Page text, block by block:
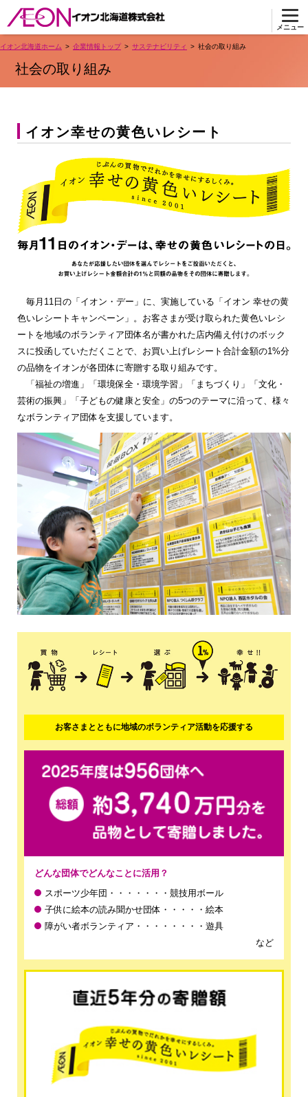
メニュー
イオン北海道ホーム 企業情報トップ サステナビリティ 社会の取り組み
社会の取り組み
イオン幸せの黄色いレシート
毎月11日の「イオン・デー」に、実施している「イオン 幸せの黄
色いレシートキャンペーン」。お客さまが受け取られた黄色いレシ
ートを地域のボランティア団体名が書かれた店内備え付けのボック
スに投函していただくことで、お買い上げレシート合計金額の1%分
の品物をイオンが各団体に寄贈する取り組みです。
「福祉の増進」「環境保全・環境学習」「まちづくり」「文化・
芸術の振興」「子どもの健康と安全」の5つのテーマに沿って、様々
なボランティア団体を支援しています。
お客さまとともに地域のボランティア活動を応援する
どんな団体でどんなことに活用？
スポーツ少年団・・・・・・・競技用ボール
子供に絵本の読み聞かせ団体・・・・・絵本
障がい者ボランティア・・・・・・・・遊具
など